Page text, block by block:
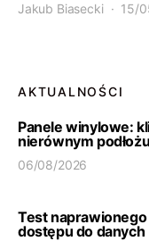
Jakub Biasecki 15/
AKTUALNOŚCI
Panele winylowe:
nierównym podłożu
06/08/2026
Test
dostępu do danych